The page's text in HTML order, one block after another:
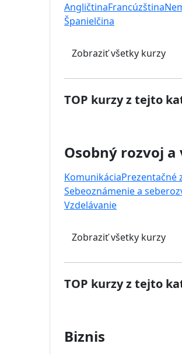
AngličtinaFrancúzština
Španielčina
Zobraziť všetky kurzy
TOP kurzy z tejto
Osobný rozvoj
KomunikáciaPrezentačné
Sebeoznámenie a
Vzdelávanie
Zobraziť všetky kurzy
TOP kurzy z tejto
Biznis